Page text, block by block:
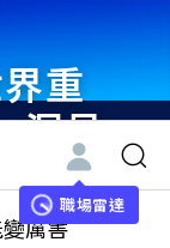
重
洞見
與
領袖
職場雷達
厲害